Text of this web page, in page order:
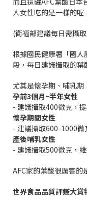
人女性吃的是一樣的
(衛福部建議每日需攝取
根據國民健康署「國
段，每日建議攝取的葉
尤其是懷孕期、哺乳期
孕前3個月~半年女性
- 建議攝取400微克，
懷孕期間女性
- 建議攝取600-1000微
產後哺乳女性
- 建議攝取500微克，
AFC家的葉酸很厲害的
世界食品品質評鑑大賞